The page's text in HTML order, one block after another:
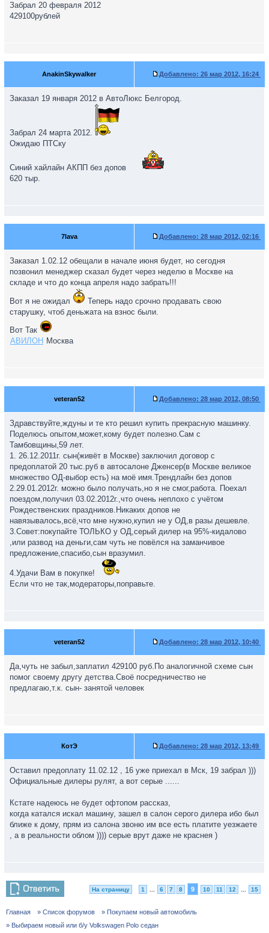
Забрал 20 февраля 2012
429100рублей
AnakinSkywalker Добавлено: 26 мар 2012, 16:24
Заказал 19 января 2012 в АвтоЛюкс Белгород.
Забрал 24 марта 2012.
Ожидаю ПТСку
Синий хайлайн АКПП без допов
620 тыр.
7lava Добавлено: 28 мар 2012, 02:16
Заказал 1.02.12 обещали в начале июня будет, но сегодня
позвонил менеджер сказал будет через неделю в Москве на
складе и что до конца апреля надо забрать!!!
Вот я не ожидал
Теперь надо срочно продавать свою
старушку, чтоб деньжата на взнос были.
Вот Так
АВИЛОН Москва
veteran52 Добавлено: 28 мар 2012, 08:50
Здравствуйте,ждуны и те кто решил купить прекрасную машинку.
Поделюсь опытом,может,кому будет полезно.Сам с
Тамбовщины,59 лет.
1. 26.12.2011г. сын(живёт в Москве) заключил договор с
предоплатой 20 тыс.руб в автосалоне Дженсер(в Москве великое
множество ОД-выбор есть) на моё имя.Трендлайн без допов
2.29.01.2012г. можно было получать,но я не смог,работа. Поехал
поездом,получил 03.02.2012г.,что очень неплохо с учётом
Рождественских праздников.Никаких допов не
навязывалось,всё,что мне нужно,купил не у ОД,в разы дешевле.
3.Совет:покупайте ТОЛЬКО у ОД,серый дилер на 95%-кидалово
,или развод на деньги,сам чуть не повёлся на заманчивое
предложение,спасибо,сын вразумил.
4.Удачи Вам в покупке!
Если что не так,модераторы,поправьте.
veteran52 Добавлено: 28 мар 2012, 10:40
Да,чуть не забыл,заплатил 429100 руб.По аналогичной схеме сын
помог своему другу детства.Своё посредничество не
предлагаю,т.к. сын- занятой человек
КотЭ Добавлено: 28 мар 2012, 13:49
Оставил предоплату 11.02.12 , 16 уже приехал в Мск, 19 забрал )))
Официальные дилеры рулят, а вот серые ......
Кстате надеюсь не будет офтопом рассказ,
когда катался искал машину, зашел в салон серого дилера ибо был
ближе к дому, прям из салона звоню им все есть платите уезжаете
, а в реальности облом )))) серые врут даже не краснея )
На страницу 1 6 7 8 9 10 11 12 15
Главная » Список форумов
» Покупаем новый автомобиль
» Выбираем новый или б/у Volkswagen Polo седан